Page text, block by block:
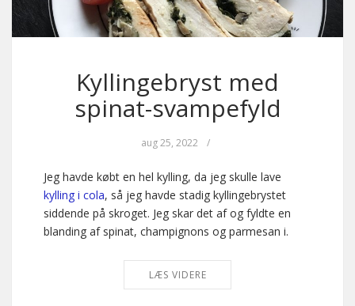
Kyllingebryst med
spinat-svampefyld
aug 25, 2022 /
Jeg havde købt en hel kylling, da jeg skulle lave
kylling i cola, så jeg havde stadig kyllingebrystet
siddende på skroget. Jeg skar det af og fyldte en
blanding af spinat, champignons og parmesan i.
LÆS VIDERE